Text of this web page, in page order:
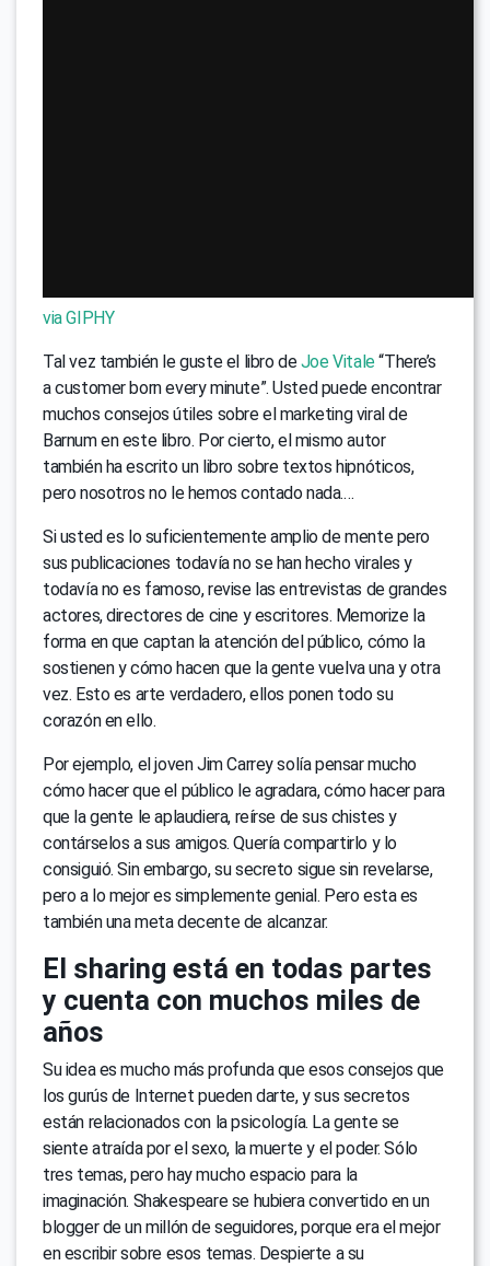
via GIPHY
Tal vez también le guste el libro deJoe Vitale“There’s
a customer born every minute”. Usted puede encontrar
muchos consejos útiles sobre el marketing viral de
Barnum en este libro. Por cierto, el mismo autor
también ha escrito un libro sobre textos hipnóticos,
pero nosotros no le hemos contado nada.…
Si usted es lo suficientemente amplio de mente pero
sus publicaciones todavía no se han hecho virales y
todavía no es famoso, revise las entrevistas de grandes
actores, directores de cine y escritores. Memorize la
forma en que captan la atención del público, cómo la
sostienen y cómo hacen que la gente vuelva una y otra
vez. Esto es arte verdadero, ellos ponen todo su
corazón en ello.
Por ejemplo, el joven Jim Carrey solía pensar mucho
cómo hacer que el público le agradara, cómo hacer para
que la gente le aplaudiera, reírse de sus chistes y
contárselos a sus amigos. Quería compartirlo y lo
consiguió. Sin embargo, su secreto sigue sin revelarse,
pero a lo mejor es simplemente genial. Pero esta es
también una meta decente de alcanzar.
El sharing está en todas partes
y cuenta con muchos miles de
años
Su idea es mucho más profunda que esos consejos que
los gurús de Internet pueden darte, y sus secretos
están relacionados con la psicología. La gente se
siente atraída por el sexo, la muerte y el poder. Sólo
tres temas, pero hay mucho espacio para la
imaginación. Shakespeare se hubiera convertido en un
blogger de un millón de seguidores, porque era el mejor
en escribir sobre esos temas. Despierte a su